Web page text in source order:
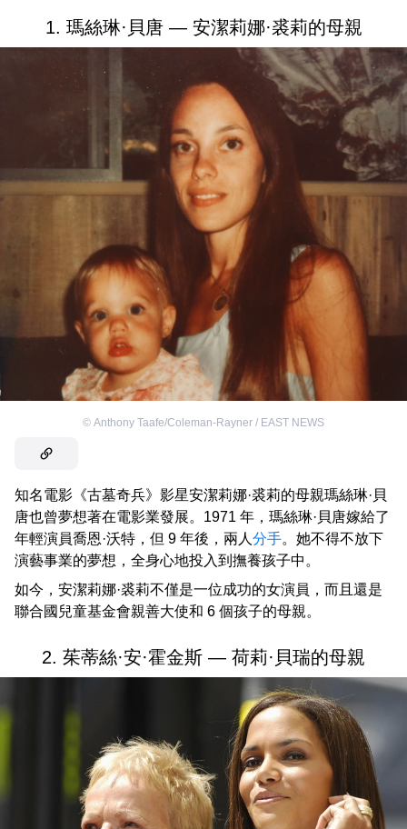
1. 瑪絲琳·貝唐 — 安潔莉娜·裘莉的母親
© Anthony Taafe/Coleman-Rayner / EAST NEWS
知名電影《古墓奇兵》影星安潔莉娜·裘莉的母親瑪絲琳·貝
唐也曾夢想著在電影業發展。1971 年，瑪絲琳·貝唐嫁給了
年輕演員喬恩·沃特，但 9 年後，兩人 分手。她不得不放下
演藝事業的夢想，全身心地投入到撫養孩子中。
如今，安潔莉娜·裘莉不僅是一位成功的女演員，而且還是
聯合國兒童基金會親善大使和 6 個孩子的母親。
2. 茱蒂絲·安·霍金斯 — 荷莉·貝瑞的母親